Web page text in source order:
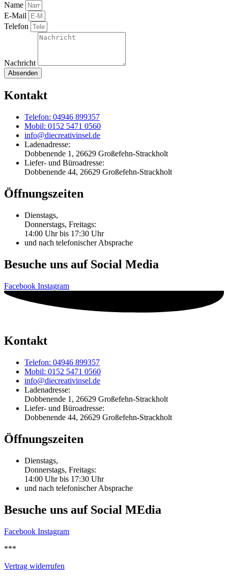
Name
E-Mail
Telefon
Nachricht
Absenden
Kontakt
Telefon: 04946 899357
Mobil: 0152 5471 0560
info@diecreativinsel.de
Ladenadresse:
Dobbenende 1, 26629 Großefehn-Strackholt
Liefer- und Büroadresse:
Dobbenende 44, 26629 Großefehn-Strackholt
Öffnungszeiten
Dienstags,
Donnerstags, Freitags:
14:00 Uhr bis 17:30 Uhr
und nach telefonischer Absprache
Besuche uns auf Social Media
Facebook Instagram
Kontakt
Telefon: 04946 899357
Mobil: 0152 5471 0560
info@diecreativinsel.de
Ladenadresse:
Dobbenende 1, 26629 Großefehn-Strackholt
Liefer- und Büroadresse:
Dobbenende 44, 26629 Großefehn-Strackholt
Öffnungszeiten
Dienstags,
Donnerstags, Freitags:
14:00 Uhr bis 17:30 Uhr
und nach telefonischer Absprache
Besuche uns auf Social MEdia
Facebook Instagram
***
Vertrag widerrufen